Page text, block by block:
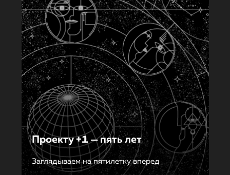
Проекту +1 — пять лет
Заглядываем на пятилетку вперед